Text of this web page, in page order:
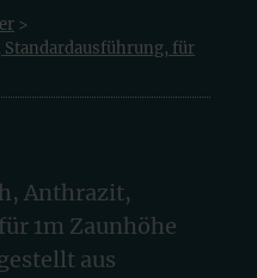
>
Standardausführung, für
Anthrazit,
1m Zaunhöhe
aus